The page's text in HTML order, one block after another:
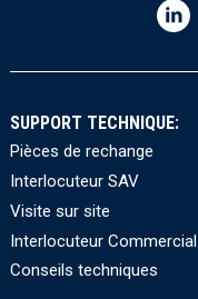
SUPPORT TECHNIQUE:
Pièces de rechange
Interlocuteur SAV
Visite sur site
Interlocuteur Commercial
Conseils techniques